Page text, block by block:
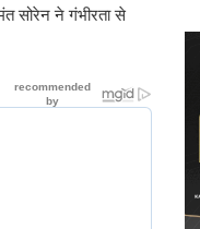
सोरेन ने गंभीरता से